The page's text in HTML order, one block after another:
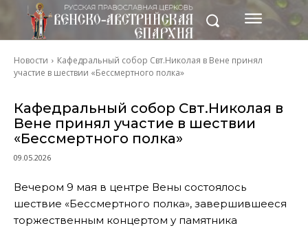
Новости
Кафедральный собор Свт.Николая в Вене принял
участие в шествии «Бессмертного полка»
Кафедральный собор Свт.Николая в
Вене принял участие в шествии
«Бессмертного полка»
09.05.2026
Вечером 9 мая в центре Вены состоялось
шествие «Бессмертного полка», завершившееся
торжественным концертом у памятника